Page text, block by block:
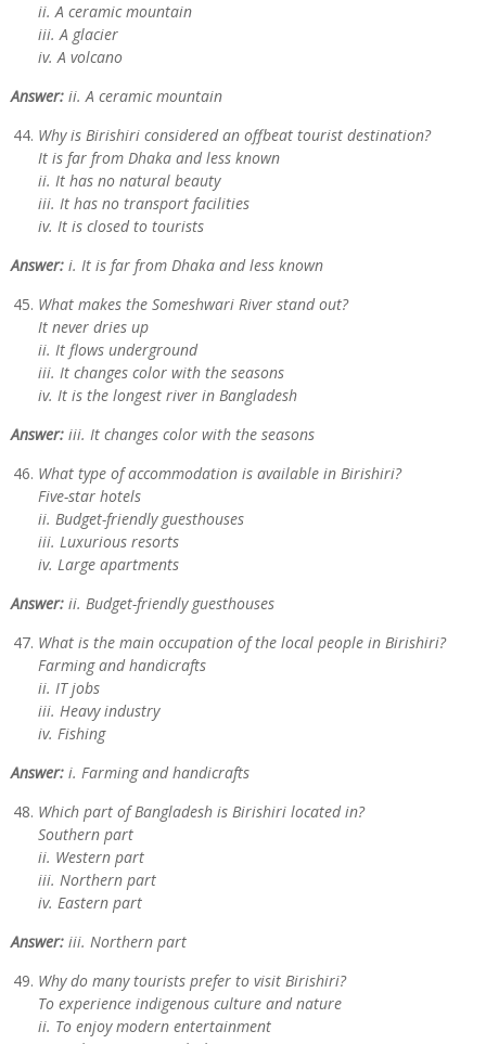
ii. A ceramic mountain
iii. A glacier
iv. A volcano
Answer: ii. A ceramic mountain
Why is Birishiri considered an offbeat tourist destination?
It is far from Dhaka and less known
ii. It has no natural beauty
iii. It has no transport facilities
iv. It is closed to tourists
Answer: i. It is far from Dhaka and less known
What makes the Someshwari River stand out?
It never dries up
ii. It flows underground
iii. It changes color with the seasons
iv. It is the longest river in Bangladesh
Answer: iii. It changes color with the seasons
What type of accommodation is available in Birishiri?
Five-star hotels
ii. Budget-friendly guesthouses
iii. Luxurious resorts
iv. Large apartments
Answer: ii. Budget-friendly guesthouses
What is the main occupation of the local people in Birishiri?
Farming and handicrafts
ii. IT jobs
iii. Heavy industry
iv. Fishing
Answer: i. Farming and handicrafts
Which part of Bangladesh is Birishiri located in?
Southern part
ii. Western part
iii. Northern part
iv. Eastern part
Answer: iii. Northern part
Why do many tourists prefer to visit Birishiri?
To experience indigenous culture and nature
ii. To enjoy modern entertainment